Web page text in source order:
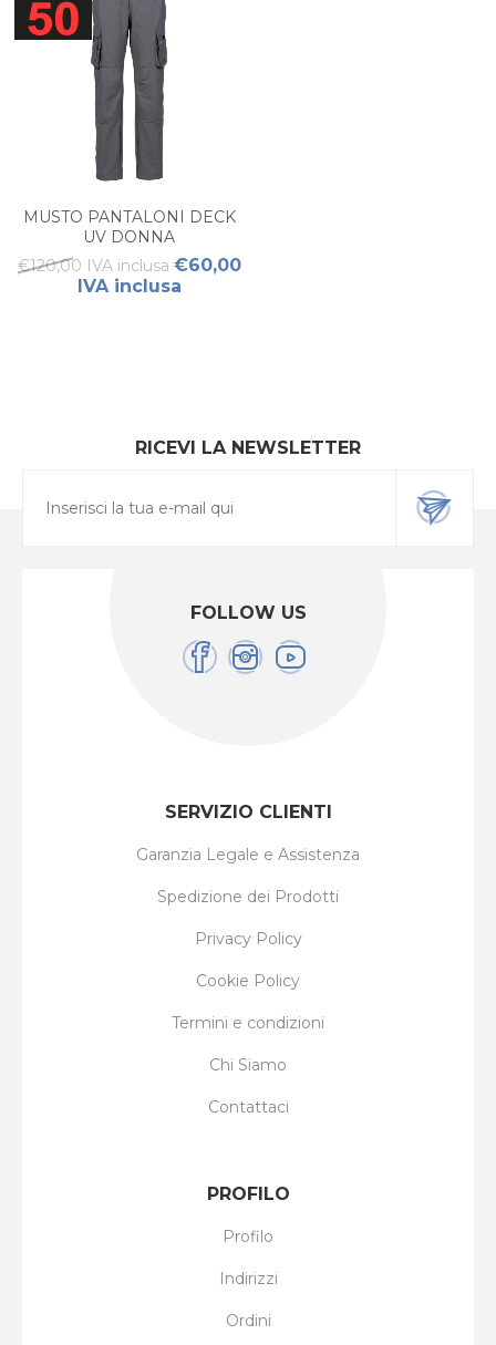
MUSTO PANTALONI DECK
UV DONNA
€120,00 IVA inclusa €60,00
IVA inclusa
RICEVI LA NEWSLETTER
FOLLOW US
SERVIZIO CLIENTI
Garanzia Legale e Assistenza
Spedizione dei Prodotti
Privacy Policy
Cookie Policy
Termini e condizioni
Chi Siamo
Contattaci
PROFILO
Profilo
Indirizzi
Ordini